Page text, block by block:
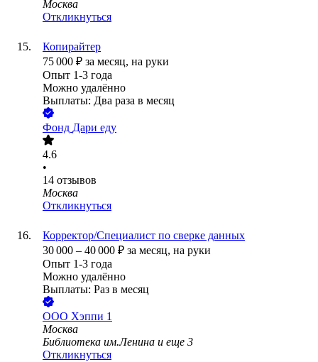
Москва
Откликнуться
Копирайтер
75 000 ₽ за месяц, на руки
Опыт 1-3 года
Можно удалённо
Выплаты: Два раза в месяц
Фонд Дари еду
4.6
•
14 отзывов
Москва
Откликнуться
Корректор/Специалист по сверке данных
30 000 – 40 000 ₽ за месяц, на руки
Опыт 1-3 года
Можно удалённо
Выплаты: Раз в месяц
ООО Хэппи 1
Москва
Библиотека им.Ленина и еще 3
Откликнуться